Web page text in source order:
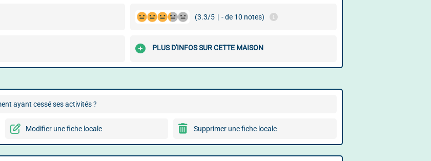
(3.3/5 | - de 10 notes)
PLUS D'INFOS SUR CETTE MAISON
ayant cessé ses activités ?
Modifier une fiche locale Supprimer une fiche locale